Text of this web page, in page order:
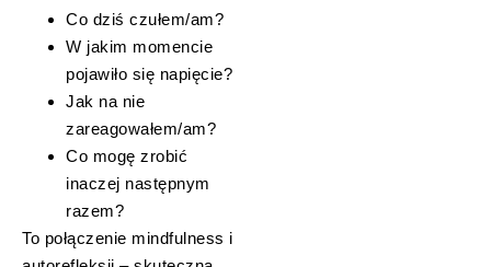
Co dziś czułem/am?
W jakim momencie
pojawiło się napięcie?
Jak na nie
zareagowałem/am?
Co mogę zrobić
inaczej następnym
razem?
To połączenie mindfulness i